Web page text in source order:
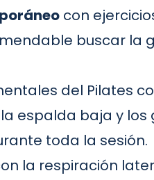
con
buscar
del Pilates
espalda baja y
toda la sesión.
la respiración